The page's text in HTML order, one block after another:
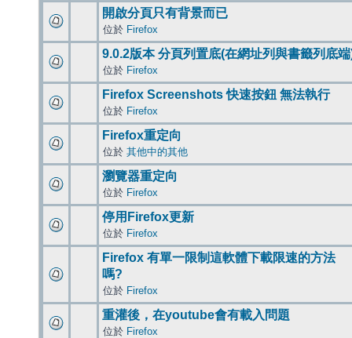
開啟分頁只有背景而已
位於 Firefox
9.0.2版本 分頁列置底(在網址列與書籤列底
位於 Firefox
Firefox Screenshots 快速按鈕 無法執行
位於 Firefox
Firefox重定向
位於 其他中的其他
瀏覽器重定向
位於 Firefox
停用Firefox更新
位於 Firefox
Firefox 有單一限制這軟體下載限速的方法
嗎?
位於 Firefox
重灌後，在youtube會有載入問題
位於 Firefox